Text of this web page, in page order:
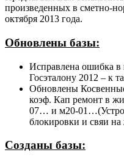
произведенных в сметно-
октября 2013 года.
Обновлены базы:
Исправлена ошибка в
Госэталону 2012 – к
Обновлены
коэф. Кап ремонт в
07… и м20-
блокировки и свяи на
Созданы базы: